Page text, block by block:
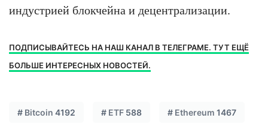
индустрией блокчейна и децентрализации.
ПОДПИСЫВАЙТЕСЬ НА НАШ КАНАЛ В ТЕЛЕГРАМЕ. ТУТ ЕЩЁ
БОЛЬШЕ ИНТЕРЕСНЫХ НОВОСТЕЙ.
# Bitcoin 4192 # ETF 588 # Ethereum 1467